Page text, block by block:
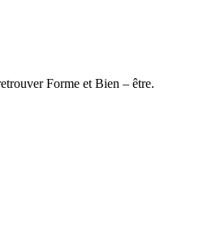
Forme et Bien – être.